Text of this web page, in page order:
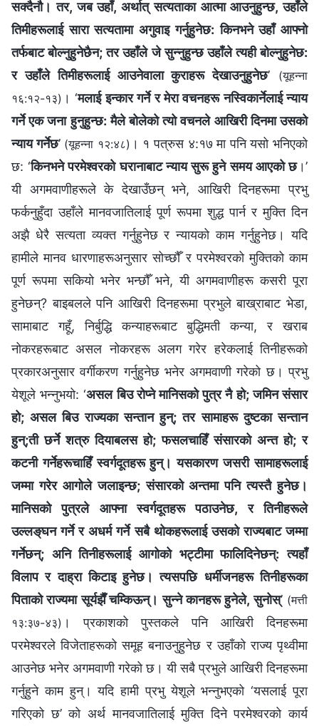
सक्‍दैनौ। तर, जब उहाँ, अर्थात् सत्यताका आत्मा आउनुहुन्छ, उहाँले
तिमीहरूलाई सारा सत्यतामा अगुवाइ गर्नुहुनेछ: किनभने उहाँ आफ्‍नो
तर्फबाट बोल्‍नुहुनेछैन; तर उहाँले जे सुन्‍नुहुन्‍छ उहाँले त्यही बोल्‍नुहुनेछ:
र उहाँले तिमीहरूलाई आउनेवाला कुराहरू देखाउनुहुनेछ’ (यूहन्‍ना
१६:१२-१३) । ‘मलाई इन्कार गर्ने र मेरा वचनहरू नस्विकार्नेलाई न्याय
गर्ने एक जना हुनुहुन्छ: मैले बोलेको त्यो वचनले आखिरी दिनमा उसको
न्याय गर्नेछ’ (यूहन्‍ना १२:४८) । १ पत्रुस ४:१७ मा पनि यसो भनिएको
छ: ‘किनभने परमेश्‍वरको घरानाबाट न्याय सुरू हुने समय आएको छ।’
यी अगमवाणीहरूले के देखाउँछन् भने, आखिरी दिनहरूमा प्रभु
फर्कनुहुँदा उहाँले मानवजातिलाई पूर्ण रूपमा शुद्ध पार्न र मुक्ति दिन
अझै धेरै सत्यता व्यक्त गर्नुहुनेछ र न्यायको काम गर्नुहुनेछ। यदि
हामीले मानव धारणाहरूअनुसार सोच्छौँ र परमेश्‍वरको मुक्तिको काम
पूर्ण रूपमा सकियो भनेर भन्छौँ भने, यी अगमवाणीहरू कसरी पूरा
हुनेछन्? बाइबलले पनि आखिरी दिनहरूमा प्रभुले बाख्राबाट भेडा,
सामाबाट गहूँ, निर्बुद्धि कन्याहरूबाट बुद्धिमती कन्या, र खराब
नोकरहरूबाट असल नोकरहरू अलग गरेर हरेकलाई तिनीहरूको
प्रकारअनुसार वर्गीकरण गर्नुहुनेछ भनेर अगमवाणी गरेको छ। प्रभु
येशूले भन्‍नुभयो: ‘असल बिउ रोप्‍ने मानिसको पुत्र नै हो; जमिन संसार
हो; असल बिउ राज्यका सन्तान हुन्; तर सामाहरू दुष्टका सन्तान
हुन्;ती छर्ने शत्रु दियाबलस हो; फसलचाहिँ संसारको अन्त हो; र
कटनी गर्नेहरूचाहिँ स्वर्गदूतहरू हुन्। यसकारण जसरी सामाहरूलाई
जम्मा गरेर आगोले जलाइन्छ; संसारको अन्तमा पनि त्यस्तै हुनेछ।
मानिसको पुत्रले आफ्ना स्वर्गदूतहरू पठाउनेछ, र तिनीहरूले
उल्लङ्‌घन गर्ने र अधर्म गर्ने सबै थोकहरूलाई उसको राज्यबाट जम्मा
गर्नेछन्; अनि तिनीहरूलाई आगोको भट्टीमा फालिदिनेछन्: त्यहाँ
विलाप र दाह्रा किटाइ हुनेछ। त्यसपछि धर्मीजनहरू तिनीहरूका
पिताको राज्यमा सूर्यझैँ चम्किऊन्। सुन्‍ने कानहरू हुनेले, सुनोस्’ (मत्ती
१३:३७-४३) । प्रकाशको पुस्तकले पनि आखिरी दिनहरूमा
परमेश्‍वरले विजेताहरूको समूह बनाउनुहुनेछ र उहाँको राज्य पृथ्वीमा
आउनेछ भनेर अगमवाणी गरेको छ। यी सबै प्रभुले आखिरी दिनहरूमा
गर्नुहुने काम हुन्। यदि हामी प्रभु येशूले भन्‍नुभएको ‘यसलाई पूरा
गरिएको छ’ को अर्थ मानवजातिलाई मुक्ति दिने परमेश्‍वरको कार्य